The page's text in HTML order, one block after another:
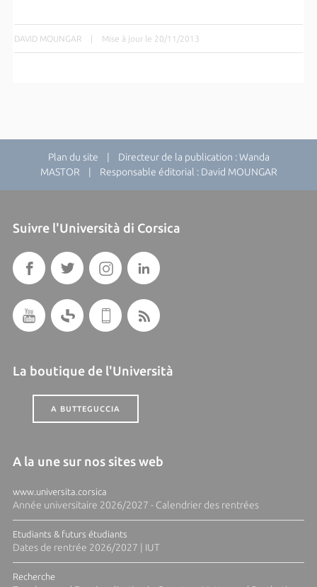
DAVID MOUNGAR | Mise à jour le 20/11/2013
Plan du site | Directeur de la publication : Wanda
MASTOR | Responsable éditorial : David MOUNGAR
Suivre l'Università di Corsica
La boutique de l'Università
A BUTTEGUCCIA
A la une sur nos sites web
www.universita.corsica
Année universitaire 2026/2027 - Calendrier des rentrées
Etudiants & futurs étudiants
Dates de rentrée 2026/2027 | IUT
Recherche